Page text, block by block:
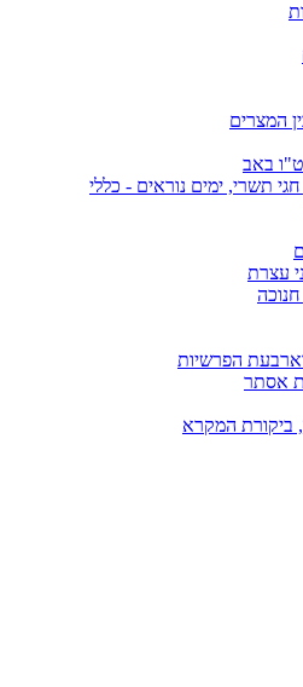
המצרים
באב
תשרי, ימים נוראים - כללי
עצרת
הפרשיות
אסתר
ביקורת המקרא